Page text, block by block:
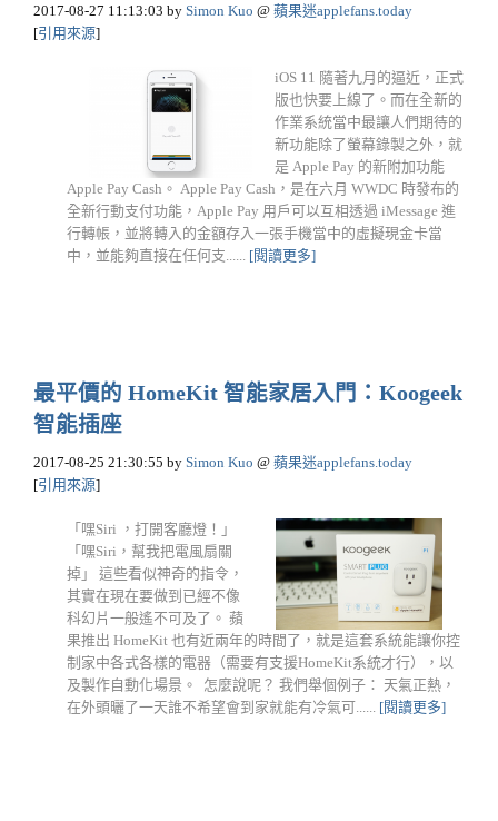
2017-08-27 11:13:03 by Simon Kuo @ 蘋果迷applefans.today
[引用來源]
iOS 11 隨著九月的逼近，正式
版也快要上線了。而在全新的
作業系統當中最讓人們期待的
新功能除了螢幕錄製之外，就
是 Apple Pay 的新附加功能
Apple Pay Cash。 Apple Pay Cash，是在六月 WWDC 時發布的
全新行動支付功能，Apple Pay 用戶可以互相透過 iMessage 進
行轉帳，並將轉入的金額存入一張手機當中的虛擬現金卡當
中，並能夠直接在任何支...... [閱讀更多]
最平價的 HomeKit 智能家居入門：Koogeek
智能插座
2017-08-25 21:30:55 by Simon Kuo @ 蘋果迷applefans.today
[引用來源]
「嘿Siri ，打開客廳燈！」
「嘿Siri，幫我把電風扇關
掉」 這些看似神奇的指令，
其實在現在要做到已經不像
科幻片一般遙不可及了。 蘋
果推出 HomeKit 也有近兩年的時間了，就是這套系統能讓你控
制家中各式各樣的電器（需要有支援HomeKit系統才行），以
及製作自動化場景。 怎麼說呢？ 我們舉個例子： 天氣正熱，
在外頭曬了一天誰不希望會到家就能有冷氣可...... [閱讀更多]